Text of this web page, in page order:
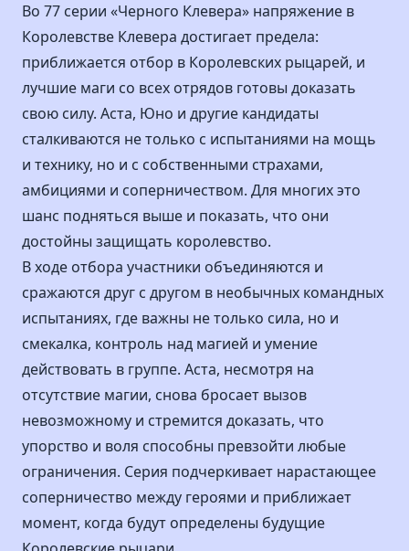
Во 77 серии «Черного Клевера» напряжение в
Королевстве Клевера достигает предела:
приближается отбор в Королевских рыцарей, и
лучшие маги со всех отрядов готовы доказать
свою силу. Аста, Юно и другие кандидаты
сталкиваются не только с испытаниями на мощь
и технику, но и с собственными страхами,
амбициями и соперничеством. Для многих это
шанс подняться выше и показать, что они
достойны защищать королевство.
В ходе отбора участники объединяются и
сражаются друг с другом в необычных командных
испытаниях, где важны не только сила, но и
смекалка, контроль над магией и умение
действовать в группе. Аста, несмотря на
отсутствие магии, снова бросает вызов
невозможному и стремится доказать, что
упорство и воля способны превзойти любые
ограничения. Серия подчеркивает нарастающее
соперничество между героями и приближает
момент, когда будут определены будущие